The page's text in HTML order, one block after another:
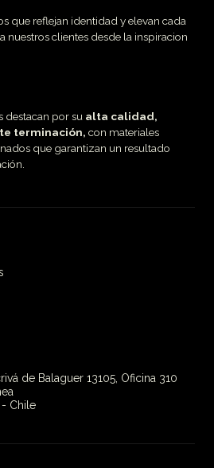
que reflejan identidad y elevan cada
nuestros clientes desde la inspiracion
destacan por su alta calidad,
terminación, con materiales
que garantizan un resultado
de Balaguer 13105, Oficina 310
Chile